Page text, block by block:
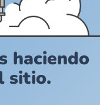
haciendo
sitio.